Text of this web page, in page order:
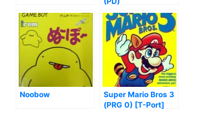
Noobow
Super Mario Bros 3
(PRG 0) [T-Port]